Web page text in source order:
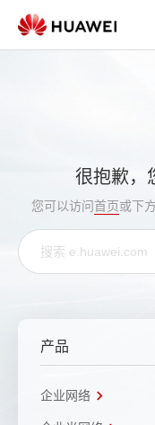
很抱歉，
您可以访问首页或下
产品
企业网络